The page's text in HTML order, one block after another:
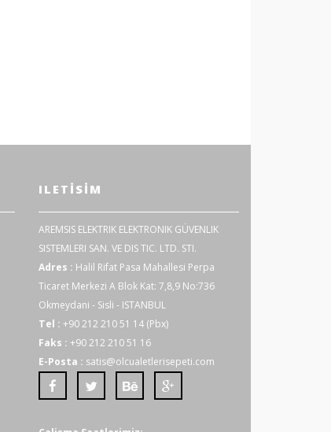
ILETISIM
AREMSIS ELEKTRIK ELEKTRONIK GÜVENLIK
SISTEMLERI SAN. VE DIS TIC. LTD. STI.
Adres : Halil Rifat Pasa Mahallesi Perpa
Ticaret Merkezi A Blok Kat: 7,8,9 No:736
Okmeydani - Sisli - ISTANBUL
Tel : +90 212 210 51 14 (Pbx)
Faks : +90 212 210 51 16
E-Posta : satis@olcualetlerisepeti.com